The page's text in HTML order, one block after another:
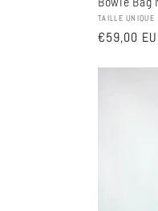
Fournisseur :
TAILLE UNIQUE
Prix
€59,00